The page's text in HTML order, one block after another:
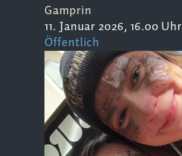
Gamprin
11. Januar 2026, 16.00 Uhr
Öffentlich